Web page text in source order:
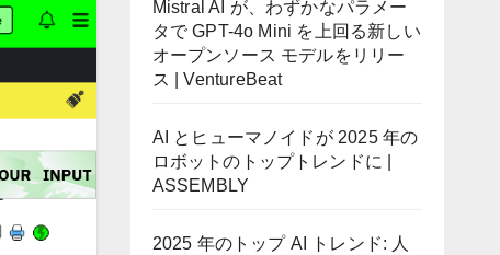
Mistral AI が、わずかなパラメー
タで GPT-4o Mini を上回る新しい
オープンソース モデルをリリー
ス | VentureBeat
AI とヒューマノイドが 2025 年の
ロボットのトップトレンドに |
ASSEMBLY
2025 年のトップ AI トレンド: 人